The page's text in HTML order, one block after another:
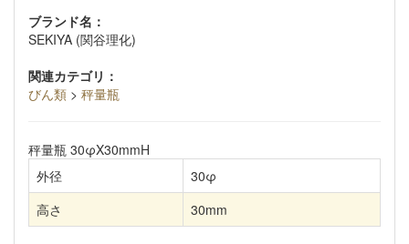
ブランド名：
SEKIYA (関谷理化)
関連カテゴリ：
びん類 > 秤量瓶
秤量瓶 30φX30mmH
外径
30φ
高さ
30mm